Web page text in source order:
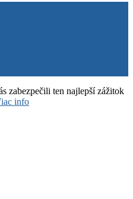
zabezpečili ten najlepší zážitok
info